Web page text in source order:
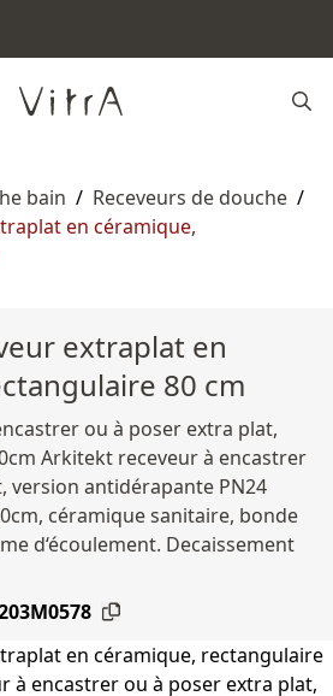
bain / Receveurs de douche /
en céramique,
extraplat en
80 cm
ou à poser extra plat,
Arkitekt receveur à encastrer
version antidérapante PN24
céramique sanitaire, bonde
d‘écoulement. Decaissement